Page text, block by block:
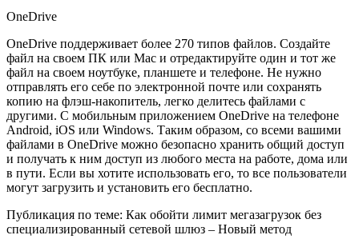
OneDrive
OneDrive поддерживает более 270 типов файлов. Создайте
файл на своем ПК или Mac и отредактируйте один и тот же
файл на своем ноутбуке, планшете и телефоне. Не нужно
отправлять его себе по электронной почте или сохранять
копию на флэш-накопитель, легко делитесь файлами с
другими. С мобильным приложением OneDrive на телефоне
Android, iOS или Windows. Таким образом, со всеми вашими
файлами в OneDrive можно безопасно хранить общий доступ
и получать к ним доступ из любого места на работе, дома или
в пути. Если вы хотите использовать его, то все пользователи
могут загрузить и установить его бесплатно.
Публикация по теме: Как обойти лимит мегазагрузок без
специализированный сетевой шлюз – Новый метод